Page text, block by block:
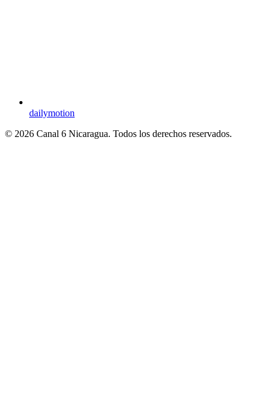
dailymotion
© 2026 Canal 6 Nicaragua. Todos los derechos reservados.